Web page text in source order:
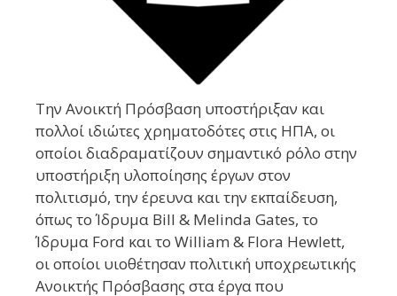
Την Ανοικτή Πρόσβαση υποστήριξαν και
πολλοί ιδιώτες χρηματοδότες στις ΗΠΑ, οι
οποίοι διαδραματίζουν σημαντικό ρόλο στην
υποστήριξη υλοποίησης έργων στον
πολιτισμό, την έρευνα και την εκπαίδευση,
όπως το Ίδρυμα Bill & Melinda Gates, το
Ίδρυμα Ford και το William & Flora Hewlett,
οι οποίοι υιοθέτησαν πολιτική υποχρεωτικής
Ανοικτής Πρόσβασης στα έργα που